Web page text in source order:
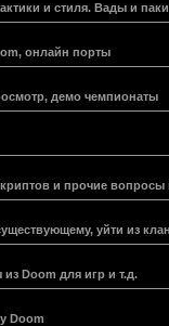
и стиля. Вады и
онлайн порты
демо чемпионаты
и прочие
уйти из
из Doom для игр и т.д.
Doom